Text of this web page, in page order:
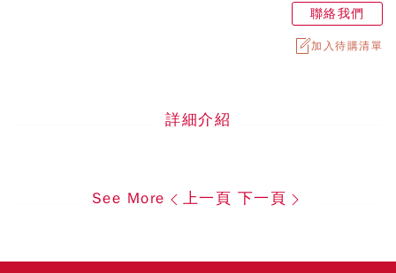
聯絡我們
加入待購清單
詳細介紹
See More 上一頁 下一頁